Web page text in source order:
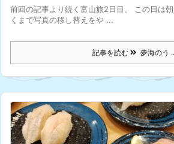
前回の記事より続く富山旅2日目、 この日は
くまで写真の移し替えをや ...
記事を読む 夢海のう